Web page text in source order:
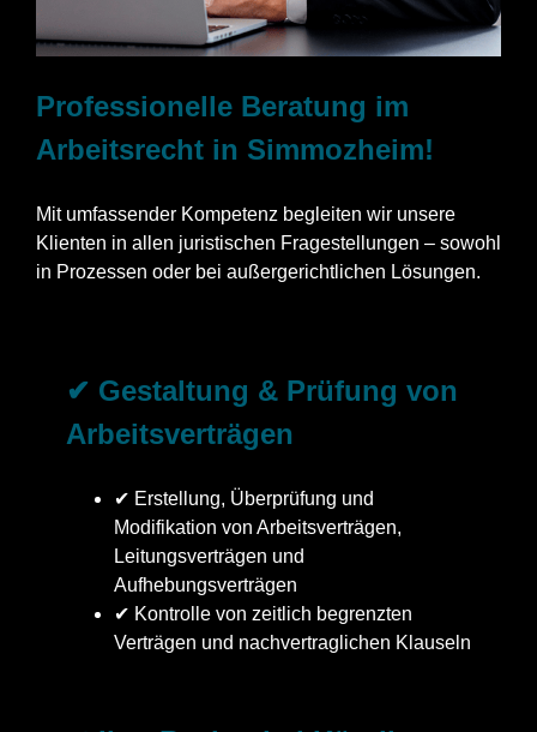
Professionelle Beratung im
Arbeitsrecht in Simmozheim!
Mit umfassender Kompetenz begleiten wir unsere
Klienten in allen juristischen Fragestellungen – sowohl
in Prozessen oder bei außergerichtlichen Lösungen.
✔ Gestaltung & Prüfung von
Arbeitsverträgen
✔ Erstellung, Überprüfung und
Modifikation von Arbeitsverträgen,
Leitungsverträgen und
Aufhebungsverträgen
✔ Kontrolle von zeitlich begrenzten
Verträgen und nachvertraglichen Klauseln